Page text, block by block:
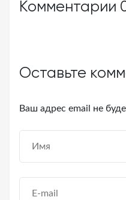
Комментарии
Оставьте
Ваш адрес email не